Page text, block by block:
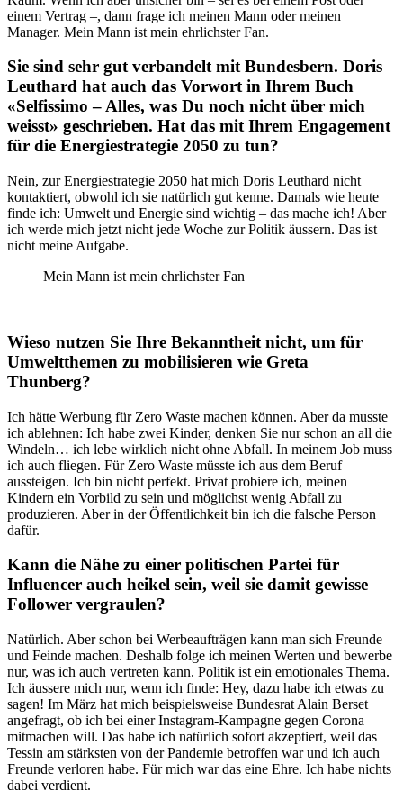
einem Vertrag –, dann frage ich meinen Mann oder meinen
Manager. Mein Mann ist mein ehrlichster Fan.
Sie sind sehr gut verbandelt mit Bundesbern. Doris
Leuthard hat auch das Vorwort in Ihrem Buch
«Selfissimo – Alles, was Du noch nicht über mich
weisst» geschrieben. Hat das mit Ihrem Engagement
für die Energiestrategie 2050 zu tun?
Nein, zur Energiestrategie 2050 hat mich Doris Leuthard nicht
kontaktiert, obwohl ich sie natürlich gut kenne. Damals wie heute
finde ich: Umwelt und Energie sind wichtig – das mache ich! Aber
ich werde mich jetzt nicht jede Woche zur Politik äussern. Das ist
nicht meine Aufgabe.
Mein Mann ist mein ehrlichster Fan
Wieso nutzen Sie Ihre Bekanntheit nicht, um für
Umweltthemen zu mobilisieren wie Greta
Thunberg?
Ich hätte Werbung für Zero Waste machen können. Aber da musste
ich ablehnen: Ich habe zwei Kinder, denken Sie nur schon an all die
Windeln… ich lebe wirklich nicht ohne Abfall. In meinem Job muss
ich auch fliegen. Für Zero Waste müsste ich aus dem Beruf
aussteigen. Ich bin nicht perfekt. Privat probiere ich, meinen
Kindern ein Vorbild zu sein und möglichst wenig Abfall zu
produzieren. Aber in der Öffentlichkeit bin ich die falsche Person
dafür.
Kann die Nähe zu einer politischen Partei für
Influencer auch heikel sein, weil sie damit gewisse
Follower vergraulen?
Natürlich. Aber schon bei Werbeaufträgen kann man sich Freunde
und Feinde machen. Deshalb folge ich meinen Werten und bewerbe
nur, was ich auch vertreten kann. Politik ist ein emotionales Thema.
Ich äussere mich nur, wenn ich finde: Hey, dazu habe ich etwas zu
sagen! Im März hat mich beispielsweise Bundesrat Alain Berset
angefragt, ob ich bei einer Instagram-Kampagne gegen Corona
mitmachen will. Das habe ich natürlich sofort akzeptiert, weil das
Tessin am stärksten von der Pandemie betroffen war und ich auch
Freunde verloren habe. Für mich war das eine Ehre. Ich habe nichts
dabei verdient.